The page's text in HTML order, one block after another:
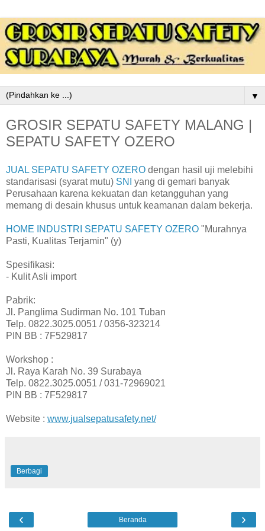
▼
GROSIR SEPATU SAFETY MALANG |
SEPATU SAFETY OZERO
JUAL SEPATU SAFETY OZERO dengan hasil uji melebihi
standarisasi (syarat mutu) SNI
yang di gemari banyak
Perusahaan karena kekuatan dan ketangguhan yang
memang di desain khusus untuk keamanan dalam bekerja.
HOME INDUSTRI SEPATU SAFETY OZERO "Murahnya
Pasti, Kualitas Terjamin" (y)
Spesifikasi:
- Kulit Asli import
Pabrik:
Jl. Panglima Sudirman No. 101 Tuban
Telp. 0822.3025.0051 / 0356-323214
PIN BB : 7F529817
Workshop :
Jl. Raya Karah No. 39 Surabaya
Telp. 0822.3025.0051 / 031-72969021
PIN BB : 7F529817
Website : www.jualsepatusafety.net/
Berbagi
‹ ›
Beranda